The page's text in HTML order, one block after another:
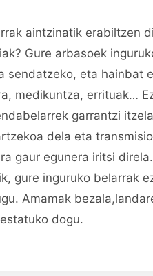
aintzinatik erabiltzen
Gure arbasoek
sendatzeko, eta hainbat
medikuntza, errituak…
garrantzi
dela eta
gaur egunera iritsi
gure inguruko belarrak
Amamak
dogu.